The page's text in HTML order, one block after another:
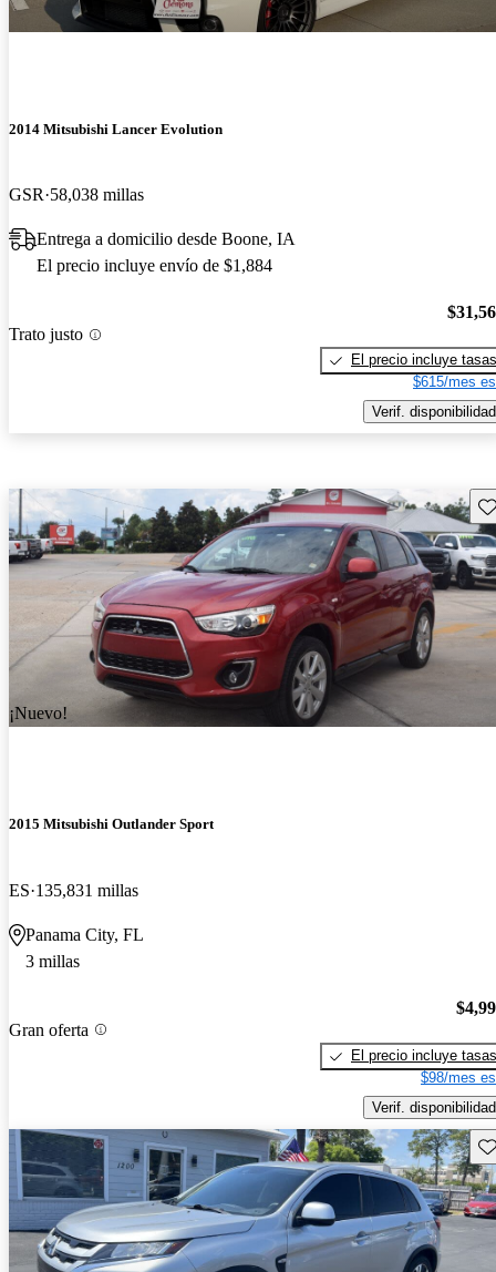
2014 Mitsubishi Lancer Evolution
GSR 58,038 millas
Entrega a domicilio desde Boone, IA
El precio incluye envío de $1,884
Trato justo
El precio incluye tasas
$615/mes
Verif. disponibilidad
¡Nuevo!
2015 Mitsubishi Outlander Sport
ES 135,831 millas
Panama City, FL
3 millas
Gran oferta
El precio incluye tasas
$98/mes
Verif. disponibilidad